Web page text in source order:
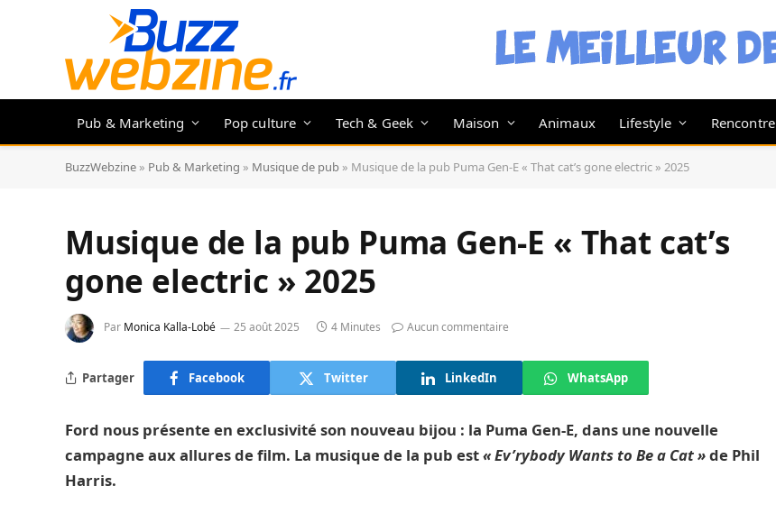
Pub & Marketing Pop culture Tech & Geek Maison Animaux Lifestyle Rencontre
BuzzWebzine » Pub & Marketing » Musique de pub » Musique de la pub Puma Gen-E « That cat’s gone electric » 2025
Musique de la pub Puma Gen-E « That cat’s
gone electric » 2025
Par Monica Kalla-Lobé 25 août 2025 4 Minutes Aucun commentaire
Partager Facebook Twitter LinkedIn WhatsApp
Ford nous présente en exclusivité son nouveau bijou : la Puma Gen-E, dans une nouvelle
campagne aux allures de film. La musique de la pub est« Ev’rybody Wants to Be a Cat »de Phil
Harris.